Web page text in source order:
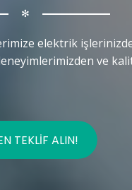
✻
elektrik
ve
TEKLIF ALIN!